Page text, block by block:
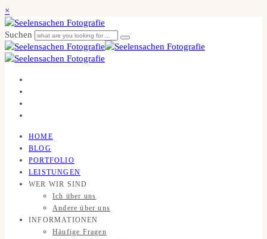
×
Suchen
HOME
BLOG
PORTFOLIO
LEISTUNGEN
WER WIR SIND
Ich über uns
Andere über uns
INFORMATIONEN
Häufige Fragen